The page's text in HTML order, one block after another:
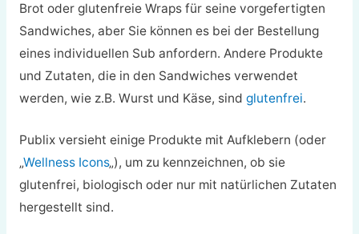
Brot oder glutenfreie Wraps für seine vorgefertigten
Sandwiches, aber Sie können es bei der Bestellung
eines individuellen Sub anfordern. Andere Produkte
und Zutaten, die in den Sandwiches verwendet
werden, wie z.B. Wurst und Käse, sind glutenfrei.
Publix versieht einige Produkte mit Aufklebern (oder
„Wellness Icons„), um zu kennzeichnen, ob sie
glutenfrei, biologisch oder nur mit natürlichen Zutaten
hergestellt sind.